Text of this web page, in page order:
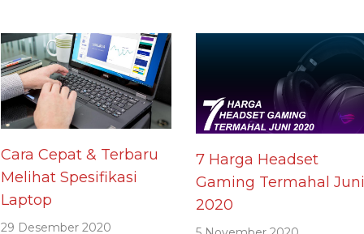
Cara Cepat & Terbaru
Melihat Spesifikasi
Laptop
29 Desember 2020
7 Harga Headset
Gaming Termahal Juni
2020